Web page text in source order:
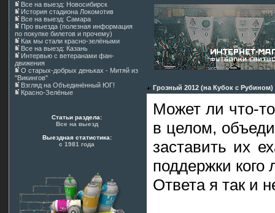
Все на выезд: Новосибирск
История стадиона Локомотив
Все на выезд: Самара
Про выезда (полезная информация
по покупке билетов и прочему)
Как мы стали красно-зелёными
Все на выезд: Казань
Интервью с ветеранами фан-
движения
О старых-добрых деньках - Митяй из
"Викингов"
Взгляд на Объединённый ЮГ!
Красно-Зелёные
Статьи раздела:
Все на выезд
Выездная статистика:
с 1981 года
Грозный 2012 (на Кубок с Рубином)
Может ли что-
в целом,
заставить их
поддержки кого
Ответа я так и